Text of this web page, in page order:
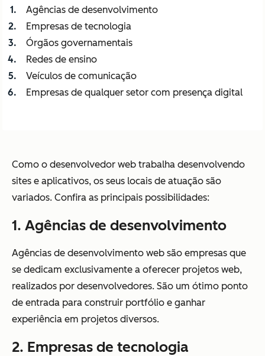
Agências de desenvolvimento
Empresas de tecnologia
Órgãos governamentais
Redes de ensino
Veículos de comunicação
Empresas de qualquer setor com presença digital
Como o desenvolvedor web trabalha desenvolvendo
sites e aplicativos, os seus locais de atuação são
variados. Confira as principais possibilidades:
1. Agências de desenvolvimento
Agências de desenvolvimento web são empresas que
se dedicam exclusivamente a oferecer projetos web,
realizados por desenvolvedores. São um ótimo ponto
de entrada para construir portfólio e ganhar
experiência em projetos diversos.
2. Empresas de tecnologia